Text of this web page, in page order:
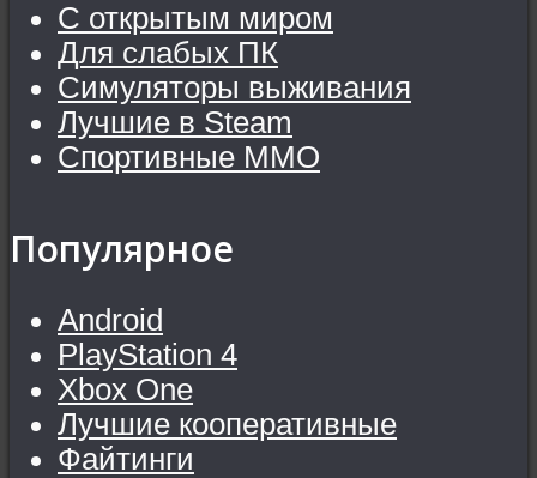
С открытым миром
Для слабых ПК
Симуляторы выживания
Лучшие в Steam
Спортивные MMO
Популярное
Android
PlayStation 4
Xbox One
Лучшие кооперативные
Файтинги